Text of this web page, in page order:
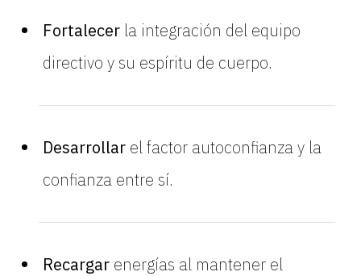
Fortalecer la integración del equipo
directivo y su espíritu de cuerpo.
Desarrollar el factor autoconfianza y la
confianza entre sí.
Recargar energías al mantener el